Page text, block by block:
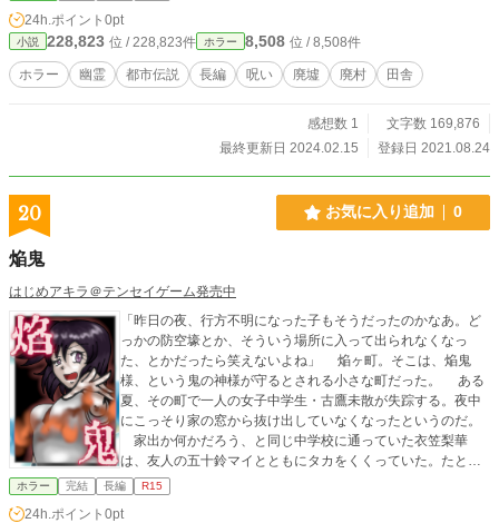
24h.ポイント 0pt
小説 228,823 位 / 228,823件 ホラー 8,508 位 / 8,508件
ホラー 幽霊 都市伝説 長編 呪い 廃墟 廃村 田舎
感想数 1
文字数 169,876
最終更新日 2024.02.15
登録日 2021.08.24
20 お気に入り追加 0
焔鬼
はじめアキラ＠テンセイゲーム発売中
「昨日の夜、行方不明になった子もそうだったのかなあ。ど
っかの防空壕とか、そういう場所に入って出られなくなっ
た、とかだったら笑えないよね」 焔ヶ町。そこは、焔鬼
様、という鬼の神様が守るとされる小さな町だった。 ある
夏、その町で一人の女子中学生・古鷹未散が失踪する。夜中
にこっそり家の窓から抜け出していなくなったというのだ。
家出か何かだろう、と同じ中学校に通っていた衣笠梨華
は、友人の五十鈴マイとともにタカをくくっていた。たと
え、その失踪の状況に不自然な点が数多くあったとしても。
しかし、その古鷹未散は、黒焦げの死体となって発見され
ホラー 完結 長編 R15
24h.ポイント 0pt